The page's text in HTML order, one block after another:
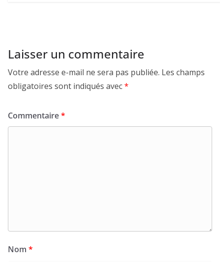
Laisser un commentaire
Votre adresse e-mail ne sera pas publiée. Les champs
obligatoires sont indiqués avec*
Commentaire*
Nom *